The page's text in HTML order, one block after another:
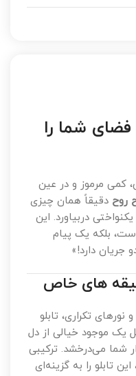
شما را
کمی مرموز و در عین
روح دقیقاً همان چیزی
دربیاورد. این
بلکه یک پیام
جریان دارد!»
های خاص
نورهای تکراری، تابلو
یک موجود خیالی از دل
شما می‌درخشد. ترکیبی
تابلو را به گزینه‌ای